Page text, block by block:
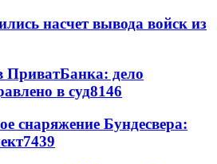
насчет вывода войск из
ПриватБанка: дело
в суд8146
снаряжение Бундесвера:
7439